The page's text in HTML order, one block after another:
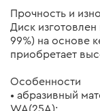
Прочность и
Диск
99%) на основе
приобретает
Особенности
• абразивный